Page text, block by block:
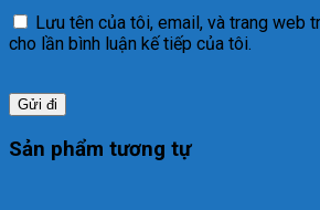
Lưu tên của tôi, email, và trang web
cho lần bình luận kế tiếp của tôi.
Sản phẩm tương tự